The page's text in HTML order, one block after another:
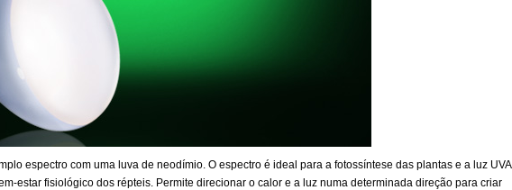
espectro com uma luva de neodímio. O espectro é ideal para a fotossíntese das plantas e a luz UVA
estar fisiológico dos répteis. Permite direcionar o calor e a luz numa determinada direção para criar